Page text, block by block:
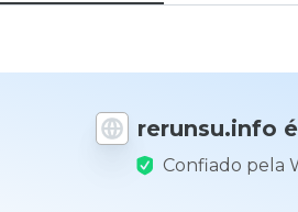
rerunsu.info
Confiado pela
que